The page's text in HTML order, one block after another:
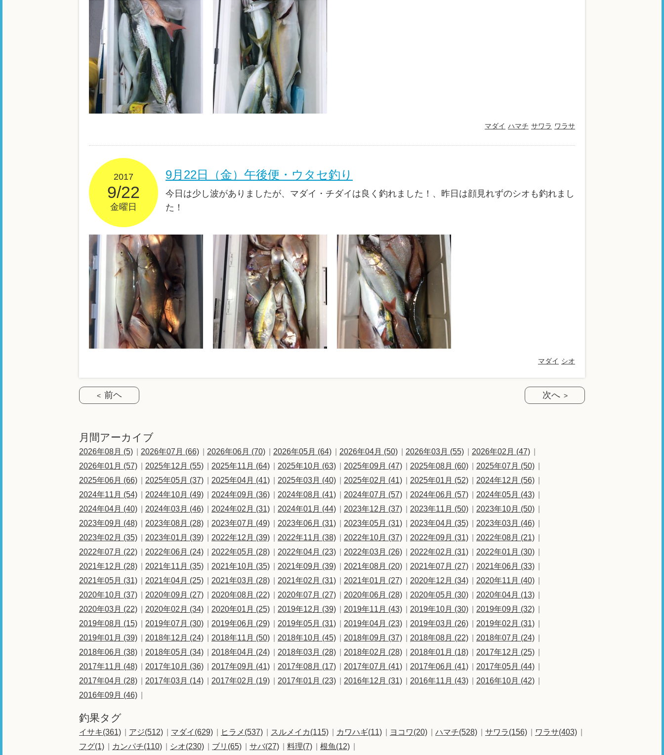
マダイ ハマチ サワラ ワラサ
2017
9/22
金曜日
9月22日（金）午後便・ウタセ釣り
今日は少し波がありましたが、マダイ・チダイは良く釣れました！、昨日は顔見れずのシオも釣れまし
た！
マダイ シオ
前ヘ 次へ
月間アーカイブ
2026年08月 (5) 2026年07月 (66) 2026年06月 (70) 2026年05月 (64) 2026年04月 (50) 2026年03月 (55)
2026年02月 (47)
2026年01月 (57)
2025年12月 (55) 2025年11月 (64) 2025年10月 (63) 2025年09月 (47) 2025年08月 (60)
2025年07月 (50)
2025年06月 (66)
2025年05月 (37) 2025年04月 (41) 2025年03月 (40) 2025年02月 (41) 2025年01月 (52)
2024年12月 (56)
2024年11月 (54)
2024年10月 (49) 2024年09月 (36) 2024年08月 (41) 2024年07月 (57) 2024年06月 (57)
2024年05月 (43)
2024年04月 (40)
2024年03月 (46) 2024年02月 (31) 2024年01月 (44) 2023年12月 (37) 2023年11月 (50)
2023年10月 (50)
2023年09月 (48)
2023年08月 (28) 2023年07月 (49) 2023年06月 (31) 2023年05月 (31) 2023年04月 (35)
2023年03月 (46)
2023年02月 (35)
2023年01月 (39) 2022年12月 (39) 2022年11月 (38) 2022年10月 (37) 2022年09月 (31)
2022年08月 (21)
2022年07月 (22)
2022年06月 (24) 2022年05月 (28) 2022年04月 (23) 2022年03月 (26) 2022年02月 (31)
2022年01月 (30)
2021年12月 (28)
2021年11月 (35) 2021年10月 (35) 2021年09月 (39) 2021年08月 (20) 2021年07月 (27)
2021年06月 (33)
2021年05月 (31)
2021年04月 (25) 2021年03月 (28) 2021年02月 (31) 2021年01月 (27) 2020年12月 (34)
2020年11月 (40)
2020年10月 (37)
2020年09月 (27) 2020年08月 (22) 2020年07月 (27) 2020年06月 (28) 2020年05月 (30)
2020年04月 (13)
2020年03月 (22)
2020年02月 (34) 2020年01月 (25) 2019年12月 (39) 2019年11月 (43) 2019年10月 (30)
2019年09月 (32)
2019年08月 (15)
2019年07月 (30) 2019年06月 (29) 2019年05月 (31) 2019年04月 (23) 2019年03月 (26)
2019年02月 (31)
2019年01月 (39)
2018年12月 (24) 2018年11月 (50) 2018年10月 (45) 2018年09月 (37) 2018年08月 (22)
2018年07月 (24)
2018年06月 (38)
2018年05月 (34) 2018年04月 (24) 2018年03月 (28) 2018年02月 (28) 2018年01月 (18)
2017年12月 (25)
2017年11月 (48)
2017年10月 (36) 2017年09月 (41) 2017年08月 (17) 2017年07月 (41) 2017年06月 (41)
2017年05月 (44)
2017年04月 (28)
2017年03月 (14) 2017年02月 (19) 2017年01月 (23) 2016年12月 (31) 2016年11月 (43)
2016年10月 (42)
2016年09月 (46)
釣果タグ
イサキ(361) アジ(512) マダイ(629) ヒラメ(537) スルメイカ(115) カワハギ(11) ヨコワ(20) ハマチ(528) サワラ(156)
ワラサ(403)
フグ(1)
カンパチ(110) シオ(230) ブリ(65) サバ(27) 料理(7) 根魚(12)